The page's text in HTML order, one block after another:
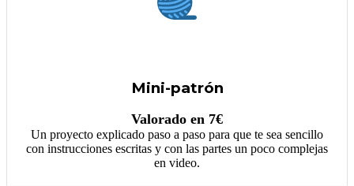
Mini-patrón
Valorado en 7€
Un proyecto explicado paso a paso para que te sea sencillo
con instrucciones escritas y con las partes un poco complejas
en video.